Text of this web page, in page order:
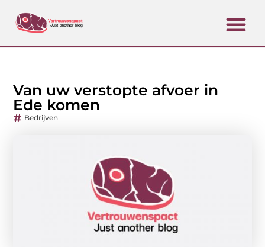
Van uw verstopte afvoer in
Ede komen
Bedrijven